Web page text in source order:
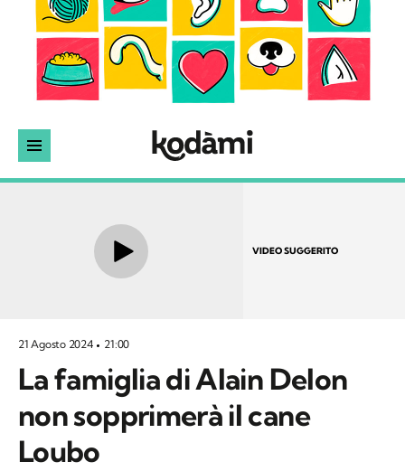
VIDEO SUGGERITO
21 Agosto 2024 21:00
La famiglia di Alain Delon
non sopprimerà il cane
Loubo